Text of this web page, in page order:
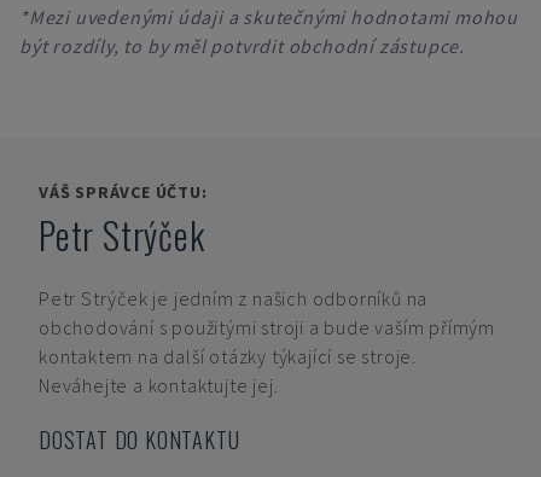
*Mezi uvedenými údaji a skutečnými hodnotami mohou
být rozdíly, to by měl potvrdit obchodní zástupce.
VÁŠ SPRÁVCE ÚČTU:
Petr Strýček
Petr Strýček je jedním z našich odborníků na
obchodování s použitými stroji a bude vaším přímým
kontaktem na další otázky týkající se stroje.
Neváhejte a kontaktujte jej.
DOSTAT DO KONTAKTU